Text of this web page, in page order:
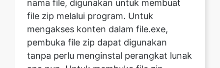
tanpa perlu menginstal perangkat lunak
apa pun. Untuk membuka file zip
gunakan alat online kami: 1.
https://safezipkit.com/open-7z-files-
online